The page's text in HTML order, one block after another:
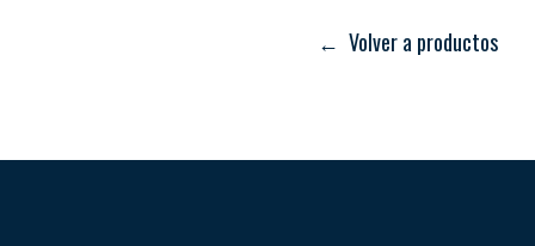
← Volver a productos